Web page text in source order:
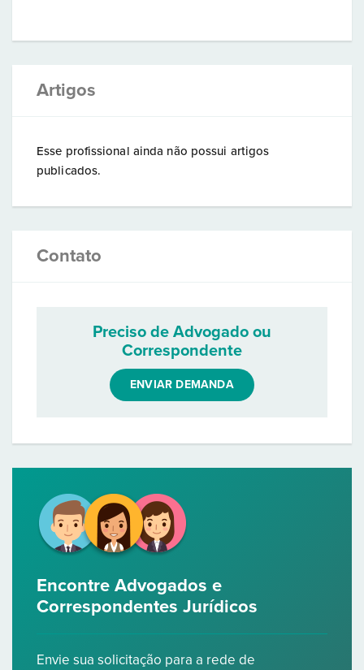
Artigos
Esse profissional ainda não possui artigos
publicados.
Contato
Preciso de Advogado ou
Correspondente
ENVIAR DEMANDA
Encontre Advogados e
Correspondentes Jurídicos
Envie sua solicitação para a rede de